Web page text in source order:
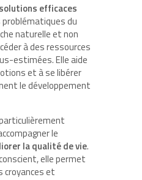
solutions efficaces
du
naturelle et non
à des ressources
estimées. Elle aide
et à se libérer
le développement
le
la qualité de vie.
elle permet
croyances et